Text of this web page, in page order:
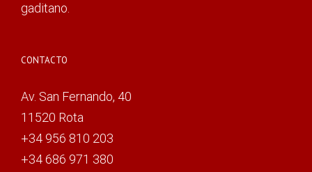
gaditano.
CONTACTO
Av. San Fernando, 40
11520 Rota
+34 956 810 203
+34 686 971 380